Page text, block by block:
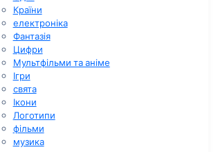
Країни
електроніка
Фантазія
Цифри
Мультфільми та аніме
Ігри
свята
Ікони
Логотипи
фільми
музика